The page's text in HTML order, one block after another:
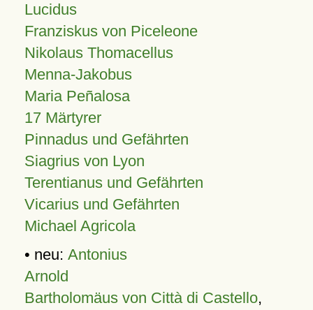
Lucidus
Franziskus von Piceleone
Nikolaus Thomacellus
Menna-Jakobus
Maria Peñalosa
17 Märtyrer
Pinnadus und Gefährten
Siagrius von Lyon
Terentianus und Gefährten
Vicarius und Gefährten
Michael Agricola
• neu: Antonius
Arnold
Bartholomäus von Città di Castello,